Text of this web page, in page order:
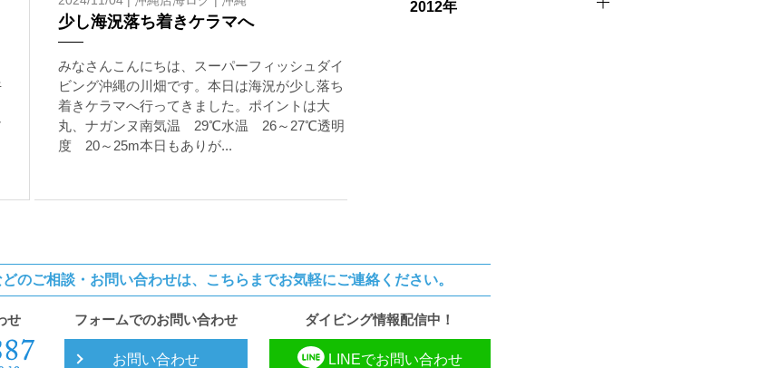
少し海況落ち着きケラマへ
みなさんこんにちは、スーパーフィッシュダイ
ビング沖縄の川畑です。本日は海況が少し落ち
着きケラマへ行ってきました。ポイントは大
丸、ナガンヌ南気温 29℃水温 26～27℃透明
度 20～25m本日もありが...
2012年
のご相談・お問い合わせは、 こちらまでお気軽にご連絡ください。
せ フォームでのお問い合わせ
お問い合わせ
ダイビング情報配信中！
LINEでお問い合わせ